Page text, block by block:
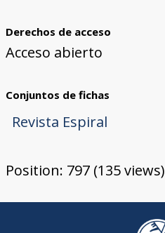
Derechos de acceso
Acceso abierto
Conjuntos de fichas
Revista Espiral
Position: 797(135views)